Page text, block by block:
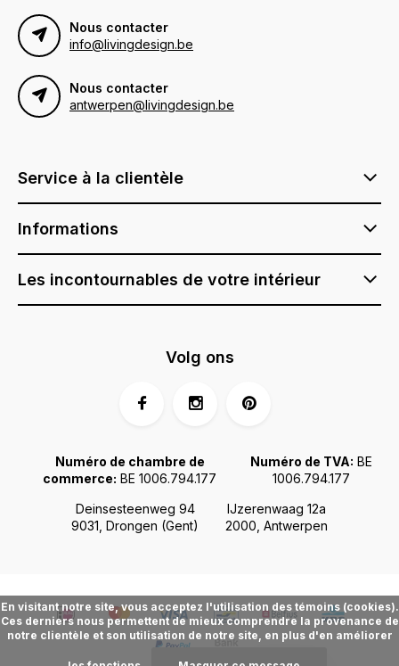
Nous contacter
info@livingdesign.be
Nous contacter
antwerpen@livingdesign.be
Service à la clientèle
Informations
Les incontournables de votre intérieur
Deinsesteenweg 94
9031, Drongen (Gent)
IJzerenwaag 12a
2000, Antwerpen
Numéro de chambre de
commerce: BE 1006.794.177
Numéro de TVA: BE
1006.794.177
Volg ons
En visitant notre site, vous acceptez l'utilisation des témoins (cookies).
Ces derniers nous permettent de mieux comprendre la provenance de
notre clientèle et son utilisation de notre site, en plus d'en améliorer